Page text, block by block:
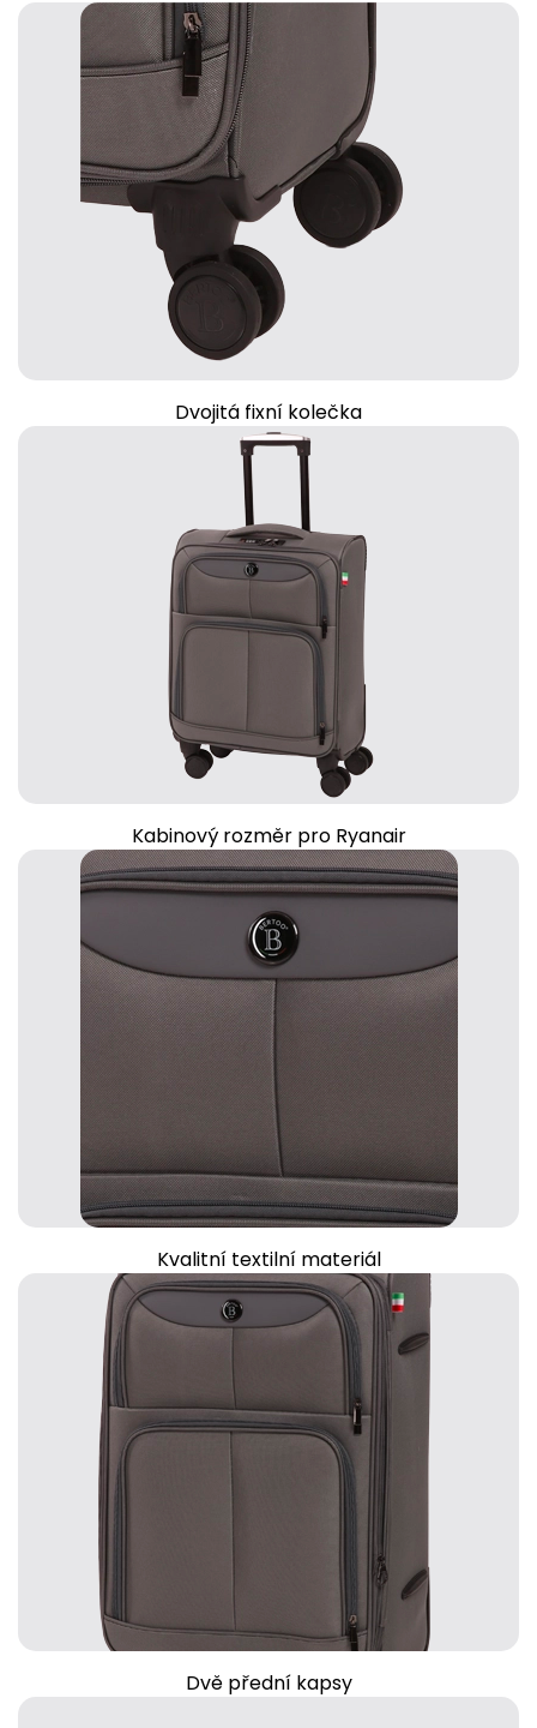
Dvojitá fixní kolečka
Kabinový rozměr pro Ryanair
Kvalitní textilní materiál
Dvě přední kapsy